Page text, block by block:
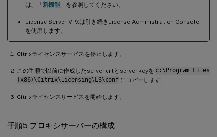
は、「新機能 」を参照してください。
License Server VPXは引き続きLicense Administration Console
を使用します。
Citrixライセンスサービスを停止します。
この手順で以前に作成したserver.crtとserver.keyを c:\Program Files
(x86)\Citrix\Licensing\LS\conf にコピーします。
Citrixライセンスサービスを開始します。
手順5 プロキシサーバーの構成